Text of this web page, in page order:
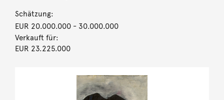
Schätzung:
EUR 20.000.000- 30.000.000
Verkauft für:
EUR 23.225.000